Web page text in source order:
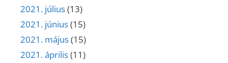
2021. július(13)
2021. június(15)
2021. május(15)
2021. április(11)